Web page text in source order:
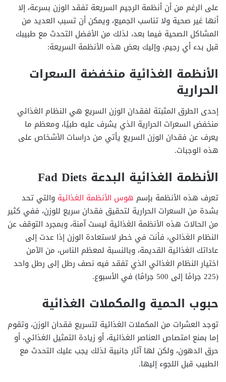
على الرغم من أن أنظمة الرجيم السريعة تفقد الوزن بسرعة، إلا
أنها غير صحية ولا تناسب الجميع، ويمكن أن تسبب العديد من
المشاكل الصحية فيما بعد، لذلك من الأفضل التحدث مع طبيبك
قبل بدء أي رجيم، وإليك بعض هذه الأنظمة السريعة:
الأنظمة الغذائية منخفضة السعرات
الحرارية
إحدى الطرق المثبتة لفقدان الوزن السريع هي النظام الغذائي
منخفض السعرات الحرارية الذي يشرف عليه طبيًا، ومعظم ما
يعرف عن فقدان الوزن السريع يأتي من دراسات الأشخاص على
هذه الوجبات.
الأنظمة الغذائية البدعة Fad Diets
تعرف هذه الأنظمة بإسم هوس الأنظمة الغذائية والتي تحد
بشدة من السعرات الحرارية لتحقيق فقدان سريع للوزن، ففي كثير
من الحالات هذه الأنظمة الغذائية ليست آمنة، وبمجرد التوقف عن
النظام الغذائي، فأنت في خطر لاستعادة الوزن إذا عدت إلى
عاداتك الغذائية القديمة، وبالنسبة لمعظم الناس، من الآمن
اختيار النظام الغذائي الذي تفقد فيه نصف رطل إلى رطل واحد
(225 جرامًا إلى 500 جرامًا) في الأسبوع.
حبوب الحمية والمكملات الغذائية
توجد العشرات من المكملات الغذائية لتسريع فقدان الوزن، وتقوم
إما بمنع امتصاص العناصر الغذائية، أو زيادة التمثيل الغذائي، أو
حرق الدهون، ولكن لها آثار جانبية لذلك يجب عليك التحدث مع
الطبيب قبل اللجوء إليها.